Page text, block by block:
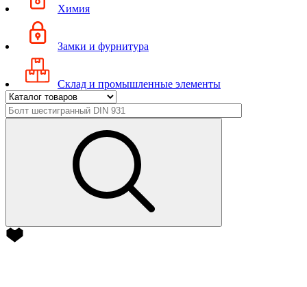
Химия
Замки и фурнитура
Склад и промышленные элементы